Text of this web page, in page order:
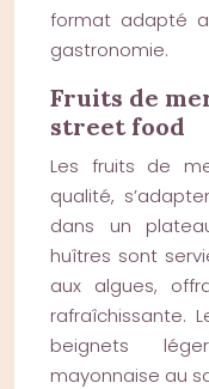
format adapté
gastronomie.
Fruits de
street food
Les fruits de
qualité,
dans un
huîtres sont
aux algues,
rafraîchissante.
beignets
mayonnaise au